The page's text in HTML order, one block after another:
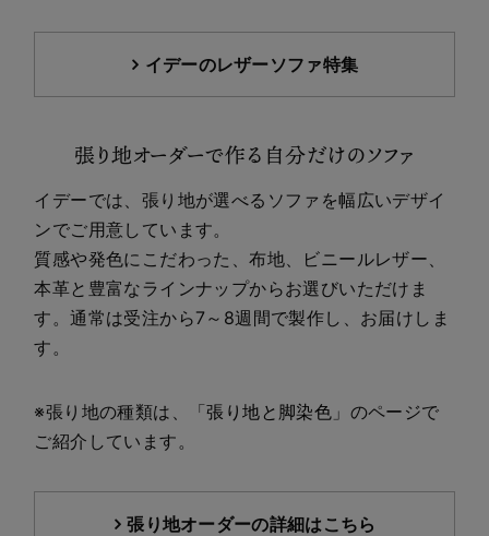
イデーのレザーソファ特集
張り地オーダーで作る自分だけのソファ
イデーでは、張り地が選べるソファを幅広いデザイ
ンでご用意しています。
質感や発色にこだわった、布地、ビニールレザー、
本革と豊富なラインナップからお選びいただけま
す。通常は受注から7～8週間で製作し、お届けしま
す。
※張り地の種類は、「張り地と脚染色 」のページで
ご紹介しています。
張り地オーダーの詳細はこちら